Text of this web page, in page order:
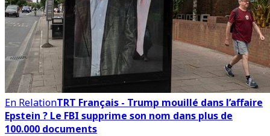
En RelationTRT Français - Trump mouillé dans l’affaire
Epstein ? Le FBI supprime son nom dans plus de
100.000 documents